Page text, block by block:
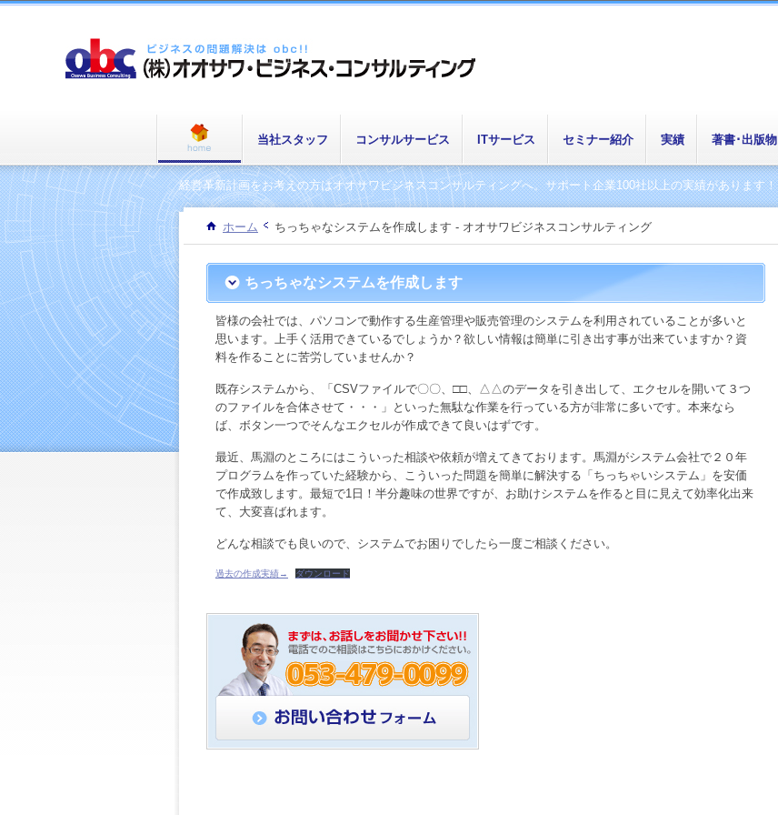
当社スタッフ コンサルサービス ITサービス セミナー紹介 実績 著書･出版物
経営革新計画をお考えの方はオオサワビジネスコンサルティングへ。サポート企業100社以上の実績があります！
ホーム ちっちゃなシステムを作成します - オオサワビジネスコンサルティング
ちっちゃなシステムを作成します
皆様の会社では、パソコンで動作する生産管理や販売管理のシステムを利用されていることが多いと
思います。上手く活用できているでしょうか？欲しい情報は簡単に引き出す事が出来ていますか？資
料を作ることに苦労していませんか？
既存システムから、「CSVファイルで〇〇、□□、△△のデータを引き出して、エクセルを開いて３つ
のファイルを合体させて・・・」といった無駄な作業を行っている方が非常に多いです。本来なら
ば、ボタン一つでそんなエクセルが作成できて良いはずです。
最近、馬淵のところにはこういった相談や依頼が増えてきております。馬淵がシステム会社で２０年
プログラムを作っていた経験から、こういった問題を簡単に解決する「ちっちゃいシステム」を安価
で作成致します。最短で1日！半分趣味の世界ですが、お助けシステムを作ると目に見えて効率化出来
て、大変喜ばれます。
どんな相談でも良いので、システムでお困りでしたら一度ご相談ください。
過去の作成実績→ ダウンロード